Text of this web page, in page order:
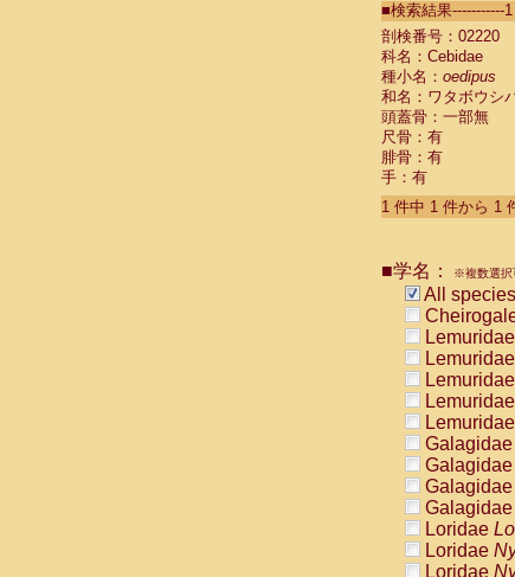
Cebidae
Cebidae
Cebidae
Cebidae
Cebidae
Cebidae
Cebidae
Cebidae
Cebidae
Cebidae
Cebidae
Cebidae
Cebidae
Cebidae
Atelidae
Atelidae
Atelidae
Atelidae
Atelidae
Atelidae
Atelidae
Atelidae
Atelidae
Atelidae
■検索結果-----------
剖検番号：02220
科名：Cebidae
種小名： oedipus
和名：ワタボウシ
頭蓋骨：一部無
尺骨：有
腓骨：有
手：有
1 件中 1 件から 1
■学名： ※複数選択
All species
Lemuridae
Lemuridae
Lemuridae
Lemuridae
Lemuridae
Galagidae
Galagidae
Galagidae
Galagidae
Loridae
Loridae
Loridae